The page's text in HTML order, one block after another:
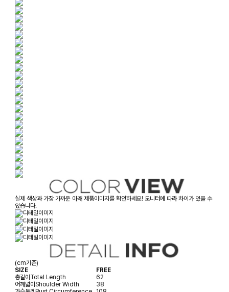
실제 색상과 가장 가까운 아래 제품이미지를 확인하세요! 모니터에 따라 차이가 있을 수
있습니다.
(cm기준)
SIZE
FREE
총길이Total Length
62
어깨넓이Shoulder Width
38